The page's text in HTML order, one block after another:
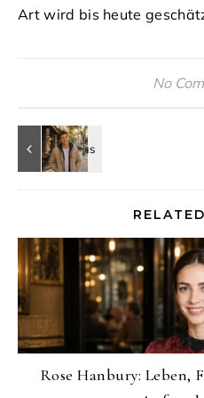
Art wird bis heute
No
Rose Hanbury: Leben,